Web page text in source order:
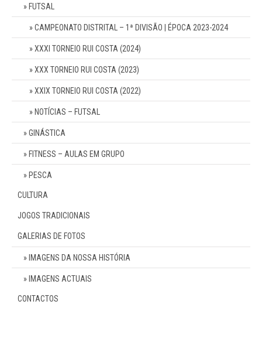
FUTSAL
CAMPEONATO DISTRITAL – 1ª DIVISÃO | ÉPOCA 2023-2024
XXXI TORNEIO RUI COSTA (2024)
XXX TORNEIO RUI COSTA (2023)
XXIX TORNEIO RUI COSTA (2022)
NOTÍCIAS – FUTSAL
GINÁSTICA
FITNESS – AULAS EM GRUPO
PESCA
CULTURA
JOGOS TRADICIONAIS
GALERIAS DE FOTOS
IMAGENS DA NOSSA HISTÓRIA
IMAGENS ACTUAIS
CONTACTOS